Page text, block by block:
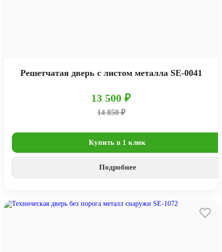
Решетчатая дверь с листом металла SE-0041
13 500 ₽
14 850 ₽
Купить в 1 клик
Подробнее